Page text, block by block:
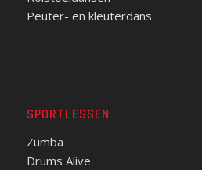
Peuter- en kleuterdans
SPORTLESSEN
Zumba
Drums Alive